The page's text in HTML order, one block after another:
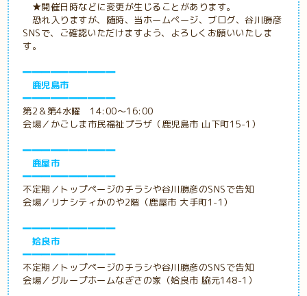
★開催日時などに変更が生じることがあります。
恐れ入りますが、随時、当ホームページ、ブログ、谷川勝彦
SNSで、ご確認いただけますよう、よろしくお願いいたしま
す。
━━━━━━━━━━
鹿児島市
━━━━━━━━━━
第2＆第4水曜 14:00～16:00
会場／かごしま市民福祉プラザ（鹿児島市 山下町15-1）
━━━━━━━━━━
鹿屋市
━━━━━━━━━━
不定期／トップページのチラシや谷川勝彦のSNSで告知
会場／リナシティかのや2階（鹿屋市 大手町1-1）
━━━━━━━━━━
姶良市
━━━━━━━━━━
不定期／トップページのチラシや谷川勝彦のSNSで告知
会場／グループホームなぎさの家（姶良市 脇元148-1）